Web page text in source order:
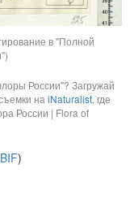
в "Полной
России"? Загружай
на iNaturalist, где
России | Flora of
)